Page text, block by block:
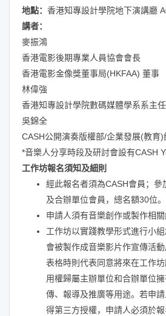
地點： 香港知專設計學院地下演講廳
講者：
麥振鴻
香港電影後期專業人員協會會長
香港電影金像獎董事局(HKFAA) 董事
林偉強
香港知專設計學院數碼媒體學系系主任
吳錦全
CASH公開演奏版權部/企業發展(教育)
*音樂人分享時段及研討會設有CASH
工作坊報名須知及細則
經此報名者須為CASH會員；參
及合辦單位會員，總名額30位。
申請人須有音樂創作或製作相關
工作坊以實踐教學形式進行小
會被製作成音樂影片作宣傳活
表格時則代表同意將來在工作
用權歸屬主辦單位和合辦單位
傳、報導及推廣等用途。若申
得第三方授權，申請人必須於